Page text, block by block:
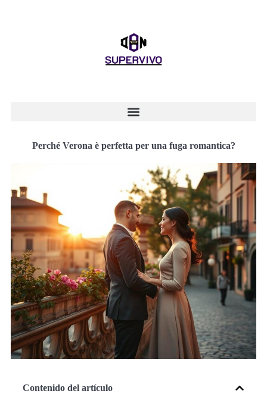
Perché Verona è perfetta per una fuga romantica?
Contenido del artículo